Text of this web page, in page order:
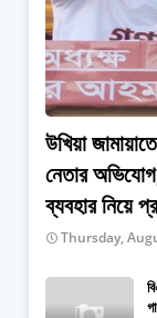
উখিয়া
নেতার
ব্যবহার নিয়ে
Thursday,